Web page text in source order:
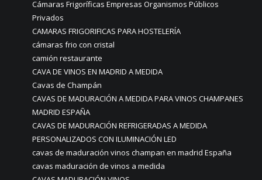
Cámaras Frigoríficas Empresas Organismos Públicos
Privados
CAMARAS FRIGORIFICAS PARA HOSTELERÍA
cámaras frio con cristal
camión restaurante
CAVA DE VINOS EN MADRID A MEDIDA
Cavas de Champán
CAVAS DE MADURACIÓN A MEDIDA PARA VINOS CHAMPANES
MADRID ESPAÑA
CAVAS DE MADURACIÓN REFRIGERADAS A MEDIDA
PERSONALIZADOS CON ILUMINACIÓN LED
cavas de maduración vinos champan en madrid España
cavas maduración de vinos a medida